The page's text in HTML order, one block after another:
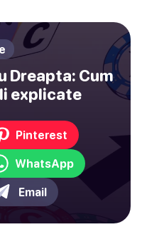
Dreapta: Cum
explicate
Pinterest
WhatsApp
Email